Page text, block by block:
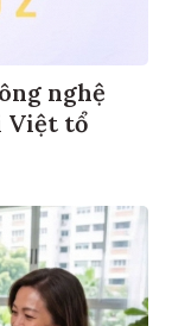
nghệ
Việt tổ